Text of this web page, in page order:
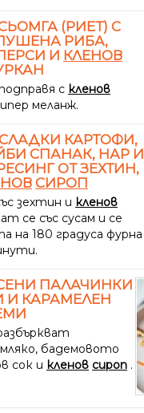
(РИЕТ) С
РИБА,
И КЛЕНОВ
с кленов
меланж.
КАРТОФИ,
СПАНАК, НАР И
ОТ ЗЕХТИН,
СИРОП
зехтин и кленов
се със сусам и се
на 180 градуса фурна
ПАЛАЧИНКИ
И КАРАМЕЛЕН
бадемовото
сок и кленов сироп .